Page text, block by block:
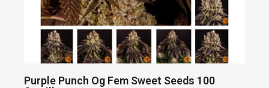
Purple Punch Og Fem Sweet Seeds 100